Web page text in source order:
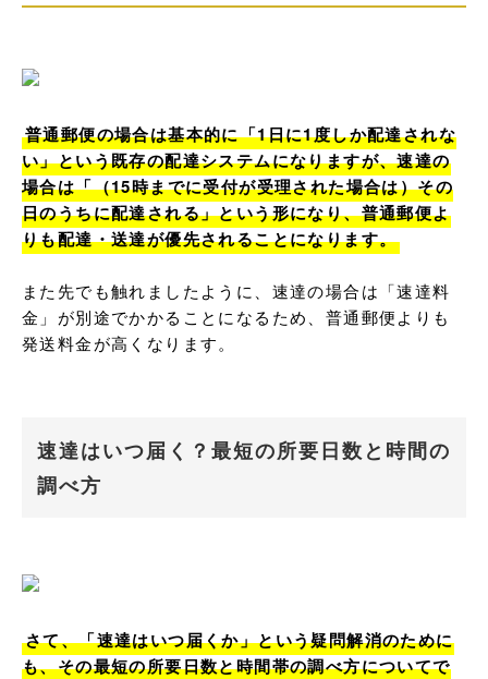
普通郵便の場合は基本的に「1日に1度しか配達されな
い」という既存の配達システムになりますが、速達の
場合は「（15時までに受付が受理された場合は）その
日のうちに配達される」という形になり、普通郵便よ
りも配達・送達が優先されることになります。
また先でも触れましたように、速達の場合は「速達料
金」が別途でかかることになるため、普通郵便よりも
発送料金が高くなります。
速達はいつ届く？最短の所要日数と時間の
調べ方
さて、「速達はいつ届くか」という疑問解消のために
も、その最短の所要日数と時間帯の調べ方についてで